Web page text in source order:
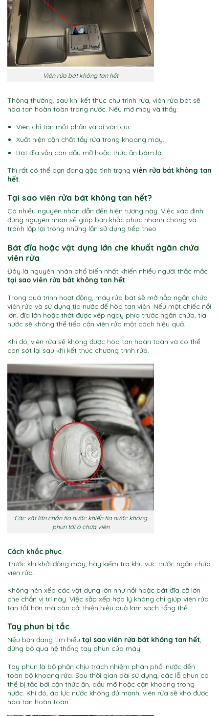
Viên rửa bát không tan hết
Thông thường, sau khi kết thúc chu trình rửa, viên rửa bát sẽ
hòa tan hoàn toàn trong nước. Nếu mở máy và thấy:
Viên chỉ tan một phần và bị vón cục.
Xuất hiện cặn chất tẩy rửa trong khoang máy.
Bát đĩa vẫn còn dầu mỡ hoặc thức ăn bám lại.
Thì rất có thể bạn đang gặp tình trạng viên rửa bát không tan
hết.
Tại sao viên rửa bát không tan hết?
Có nhiều nguyên nhân dẫn đến hiện tượng này. Việc xác định
đúng nguyên nhân sẽ giúp bạn khắc phục nhanh chóng và
tránh lặp lại trong những lần sử dụng tiếp theo.
Bát đĩa hoặc vật dụng lớn che khuất ngăn chứa
viên rửa
Đây là nguyên nhân phổ biến nhất khiến nhiều người thắc mắc
tại sao viên rửa bát không tan hết.
Trong quá trình hoạt động, máy rửa bát sẽ mở nắp ngăn chứa
viên rửa và sử dụng tia nước để hòa tan viên. Nếu một chiếc nồi
lớn, đĩa lớn hoặc thớt được xếp ngay phía trước ngăn chứa, tia
nước sẽ không thể tiếp cận viên rửa một cách hiệu quả.
Khi đó, viên rửa sẽ không được hòa tan hoàn toàn và có thể
còn sót lại sau khi kết thúc chương trình rửa.
Các vật lớn chắn tia nước khiến tia nước không
phun tới ô chứa viên
Cách khắc phục
Trước khi khởi động máy, hãy kiểm tra khu vực trước ngăn chứa
viên rửa.
Không nên xếp các vật dụng lớn như nồi hoặc bát đĩa cỡ lớn
che chắn vị trí này. Việc sắp xếp hợp lý không chỉ giúp viên rửa
tan tốt hơn mà còn cải thiện hiệu quả làm sạch tổng thể.
Tay phun bị tắc
Nếu bạn đang tìm hiểu tại sao viên rửa bát không tan hết,
đừng bỏ qua hệ thống tay phun của máy.
Tay phun là bộ phận chịu trách nhiệm phân phối nước đến
toàn bộ khoang rửa. Sau thời gian dài sử dụng, các lỗ phun có
thể bị tắc bởi cặn thức ăn, dầu mỡ hoặc cặn khoáng trong
nước. Khi đó, áp lực nước không đủ mạnh, viên rửa sẽ khó được
hòa tan hoàn toàn.